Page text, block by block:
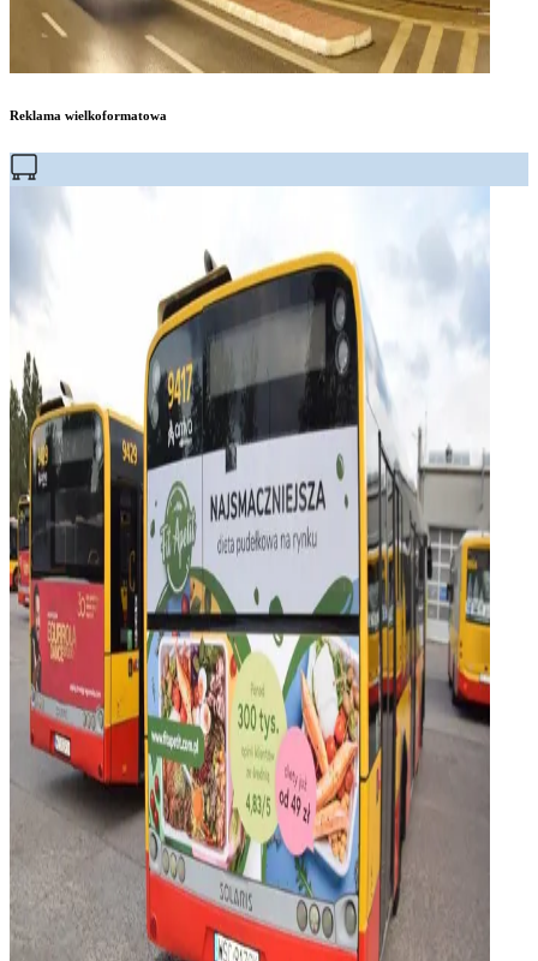
Reklama wielkoformatowa